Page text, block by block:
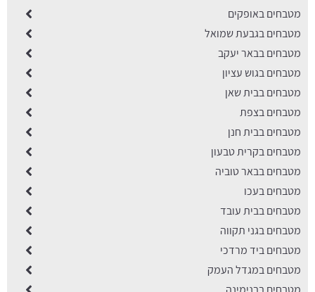
מטבחים באופקים
מטבחים בגבעת שמואל
מטבחים בבאר יעקב
מטבחים בגוש עציון
מטבחים בבית שאן
מטבחים בצפת
מטבחים בבית חנן
מטבחים בקרית טבעון
מטבחים בבאר טוביה
מטבחים בעכו
מטבחים בבית עובד
מטבחים בגני תקווה
מטבחים ביד מרדכי
מטבחים במגדל העמק